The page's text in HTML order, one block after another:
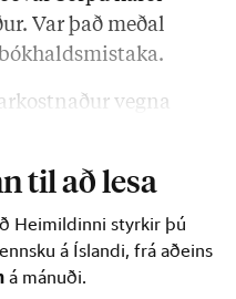
Var það meðal
vegna
til að lesa
Heimildinni styrkir þú
á Íslandi, frá aðeins
á mánuði.